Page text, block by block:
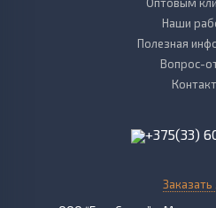
Наши
Полезная
Вопрос-
+375(33)
Заказать